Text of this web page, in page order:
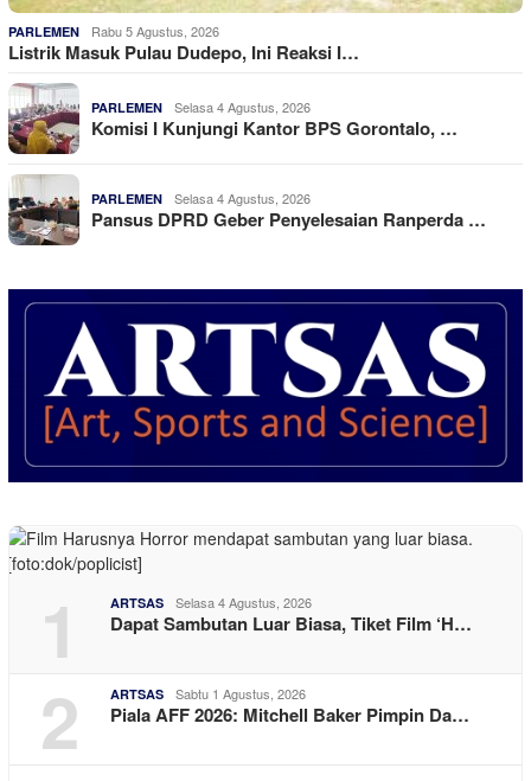
PARLEMEN Rabu 5 Agustus, 2026
Listrik Masuk Pulau Dudepo, Ini Reaksi I…
PARLEMEN Selasa 4 Agustus, 2026
Komisi I Kunjungi Kantor BPS Gorontalo, …
PARLEMEN Selasa 4 Agustus, 2026
Pansus DPRD Geber Penyelesaian Ranperda …
1 ARTSAS Selasa 4 Agustus, 2026
Dapat Sambutan Luar Biasa, Tiket Film ‘H…
2 ARTSAS Sabtu 1 Agustus, 2026
Piala AFF 2026: Mitchell Baker Pimpin Da…